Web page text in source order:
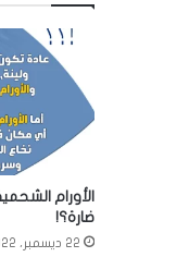
الأورام
ضارة؟!
22 ديسمبر، 2022